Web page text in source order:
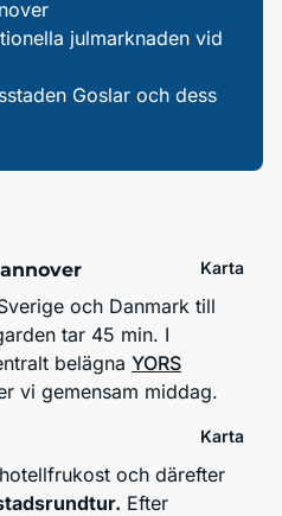
julmarknaden vid
Goslar och dess
Karta
och Danmark till
tar 45 min. I
belägna YORS
vi gemensam middag.
Karta
och därefter
Efter